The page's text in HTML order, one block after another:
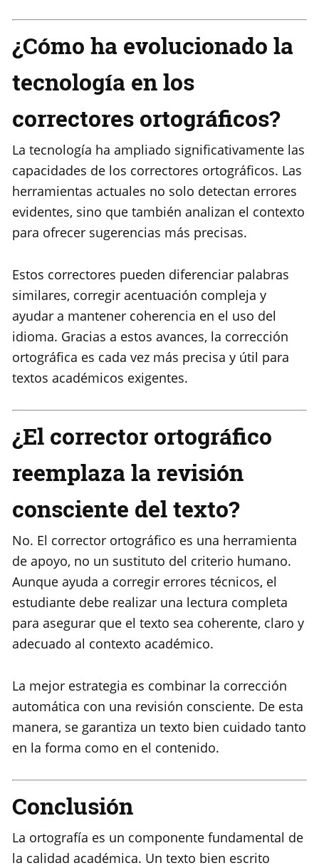
¿Cómo ha evolucionado la
tecnología en los
correctores ortográficos?
La tecnología ha ampliado significativamente las
capacidades de los correctores ortográficos. Las
herramientas actuales no solo detectan errores
evidentes, sino que también analizan el contexto
para ofrecer sugerencias más precisas.
Estos correctores pueden diferenciar palabras
similares, corregir acentuación compleja y
ayudar a mantener coherencia en el uso del
idioma. Gracias a estos avances, la corrección
ortográfica es cada vez más precisa y útil para
textos académicos exigentes.
¿El corrector ortográfico
reemplaza la revisión
consciente del texto?
No. El corrector ortográfico es una herramienta
de apoyo, no un sustituto del criterio humano.
Aunque ayuda a corregir errores técnicos, el
estudiante debe realizar una lectura completa
para asegurar que el texto sea coherente, claro y
adecuado al contexto académico.
La mejor estrategia es combinar la corrección
automática con una revisión consciente. De esta
manera, se garantiza un texto bien cuidado tanto
en la forma como en el contenido.
Conclusión
La ortografía es un componente fundamental de
la calidad académica. Un texto bien escrito